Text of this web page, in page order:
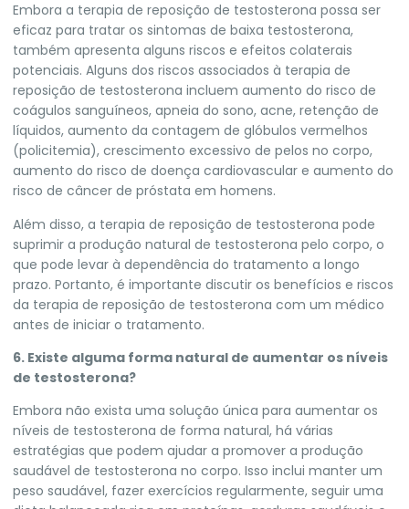
Embora a terapia de reposição de testosterona possa ser
eficaz para tratar os sintomas de baixa testosterona,
também apresenta alguns riscos e efeitos colaterais
potenciais. Alguns dos riscos associados à terapia de
reposição de testosterona incluem aumento do risco de
coágulos sanguíneos, apneia do sono, acne, retenção de
líquidos, aumento da contagem de glóbulos vermelhos
(policitemia), crescimento excessivo de pelos no corpo,
aumento do risco de doença cardiovascular e aumento do
risco de câncer de próstata em homens.
Além disso, a terapia de reposição de testosterona pode
suprimir a produção natural de testosterona pelo corpo, o
que pode levar à dependência do tratamento a longo
prazo. Portanto, é importante discutir os benefícios e riscos
da terapia de reposição de testosterona com um médico
antes de iniciar o tratamento.
6. Existe alguma forma natural de aumentar os níveis
de testosterona?
Embora não exista uma solução única para aumentar os
níveis de testosterona de forma natural, há várias
estratégias que podem ajudar a promover a produção
saudável de testosterona no corpo. Isso inclui manter um
peso saudável, fazer exercícios regularmente, seguir uma